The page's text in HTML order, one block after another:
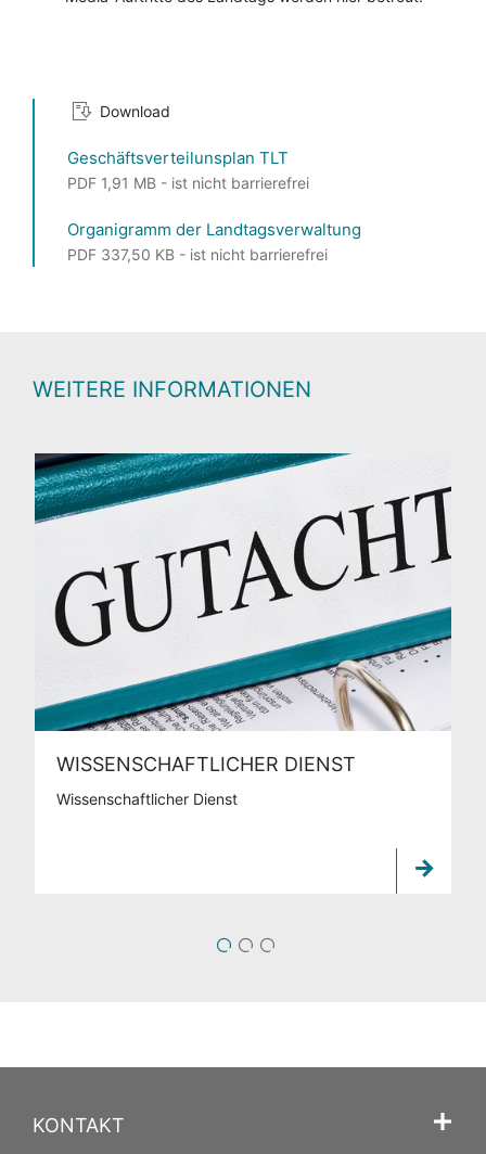
Download
Geschäftsverteilunsplan TLT
PDF 1,91 MB - ist nicht barrierefrei
Organigramm der Landtagsverwaltung
PDF 337,50 KB - ist nicht barrierefrei
WEITERE INFORMATIONEN
WISSENSCHAFTLICHER DIENST
Wissenschaftlicher Dienst
1 2
KONTAKT